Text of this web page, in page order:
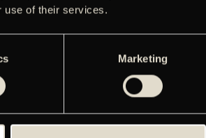
use of their services.
Marketing
Films with English
Screenings with English
our sister cinema, Gloria.